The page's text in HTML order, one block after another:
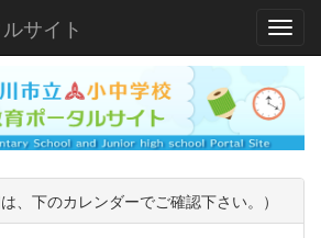
サイト
、下のカレンダーでご確認下さい。）